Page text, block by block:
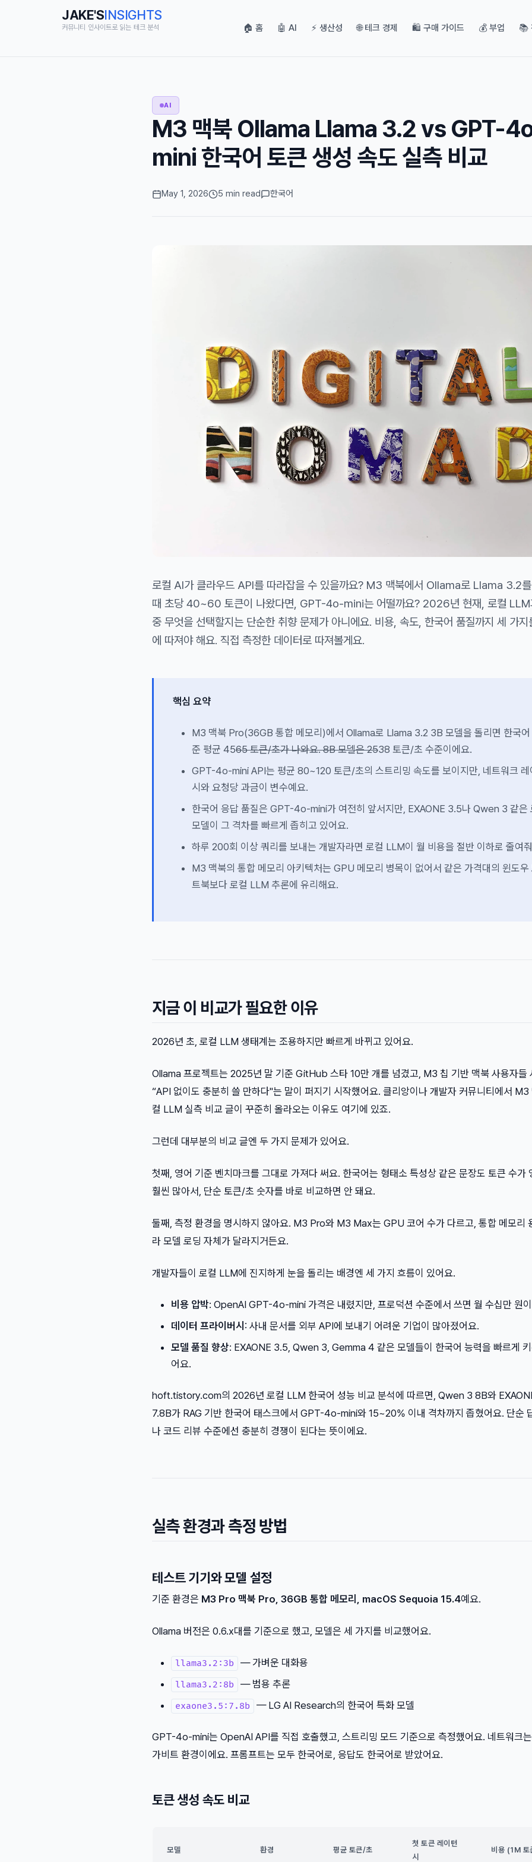
JAKE'SINSIGHTS
커뮤니티 인사이트로 읽는 테크 분석 🏠 홈 🤖 AI ⚡ 생산성 🌐 테크 경제 🛍️ 구매 가이드 💰 부업 📚
AI
M3 맥북 Ollama Llama 3.2 vs GPT-
mini 한국어 토큰 생성 속도 실측 비교
May 1, 2026 5 min read 한국어
로컬 AI가 클라우드 API를 따라잡을 수 있을까요? M3 맥북에서 Ollama로 Llama 3.2
때 초당 40~60 토큰이 나왔다면, GPT-4o-mini는 어떨까요? 2026년 현재, 로컬 LLM
중 무엇을 선택할지는 단순한 취향 문제가 아니에요. 비용, 속도, 한국어 품질까지 세 가지
에 따져야 해요. 직접 측정한 데이터로 따져볼게요.
핵심 요약
M3 맥북 Pro(36GB 통합 메모리)에서 Ollama로 Llama 3.2 3B 모델을 돌리면 한국어
준 평균 4565 토큰/초가 나와요. 8B 모델은 2538 토큰/초 수준이에요.
GPT-4o-mini API는 평균 80~120 토큰/초의 스트리밍 속도를 보이지만, 네트워크 레
시와 요청당 과금이 변수예요.
한국어 응답 품질은 GPT-4o-mini가 여전히 앞서지만, EXAONE 3.5나 Qwen 3 같은
모델이 그 격차를 빠르게 좁히고 있어요.
하루 200회 이상 쿼리를 보내는 개발자라면 로컬 LLM이 월 비용을 절반 이하로 줄여
M3 맥북의 통합 메모리 아키텍처는 GPU 메모리 병목이 없어서 같은 가격대의 윈도우
트북보다 로컬 LLM 추론에 유리해요.
지금 이 비교가 필요한 이유
2026년 초, 로컬 LLM 생태계는 조용하지만 빠르게 바뀌고 있어요.
Ollama 프로젝트는 2025년 말 기준 GitHub 스타 10만 개를 넘겼고, M3 칩 기반 맥북 사용자들
“API 없이도 충분히 쓸 만하다"는 말이 퍼지기 시작했어요. 클리앙이나 개발자 커뮤니티에서 M3
컬 LLM 실측 비교 글이 꾸준히 올라오는 이유도 여기에 있죠.
그런데 대부분의 비교 글엔 두 가지 문제가 있어요.
첫째, 영어 기준 벤치마크를 그대로 가져다 써요. 한국어는 형태소 특성상 같은 문장도 토큰 수가
훨씬 많아서, 단순 토큰/초 숫자를 바로 비교하면 안 돼요.
둘째, 측정 환경을 명시하지 않아요. M3 Pro와 M3 Max는 GPU 코어 수가 다르고, 통합 메모리
라 모델 로딩 자체가 달라지거든요.
개발자들이 로컬 LLM에 진지하게 눈을 돌리는 배경엔 세 가지 흐름이 있어요.
비용 압박: OpenAI GPT-4o-mini 가격은 내렸지만, 프로덕션 수준에서 쓰면 월 수십만 원
데이터 프라이버시 : 사내 문서를 외부 API에 보내기 어려운 기업이 많아졌어요.
모델 품질 향상: EXAONE 3.5, Qwen 3, Gemma 4 같은 모델들이 한국어 능력을 빠르게
어요.
hoft.tistory.com의 2026년 로컬 LLM 한국어 성능 비교 분석에 따르면, Qwen 3 8B와
7.8B가 RAG 기반 한국어 태스크에서 GPT-4o-mini와 15~20% 이내 격차까지 좁혔어요. 단순
나 코드 리뷰 수준에선 충분히 경쟁이 된다는 뜻이에요.
실측 환경과 측정 방법
테스트 기기와 모델 설정
기준 환경은 M3 Pro 맥북 Pro, 36GB 통합 메모리, macOS Sequoia 15.4예요.
Ollama 버전은 0.6.x대를 기준으로 했고, 모델은 세 가지를 비교했어요.
llama3.2:3b — 가벼운 대화용
llama3.2:8b — 범용 추론
exaone3.5:7.8b — LG AI Research의 한국어 특화 모델
GPT-4o-mini는 OpenAI API를 직접 호출했고, 스트리밍 모드 기준으로 측정했어요. 네트워크는
가비트 환경이에요. 프롬프트는 모두 한국어로, 응답도 한국어로 받았어요.
토큰 생성 속도 비교
모델 환경 평균 토큰/초
첫 토큰 레이턴
시
비용 (1M 토